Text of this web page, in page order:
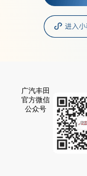
广汽丰田
官方微信
公众号